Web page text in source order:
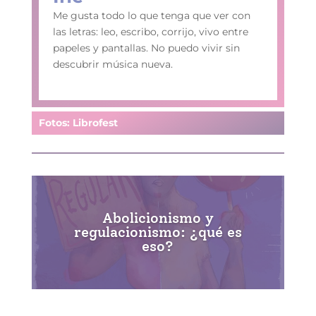
Me gusta todo lo que tenga que ver con
las letras: leo, escribo, corrijo, vivo entre
papeles y pantallas. No puedo vivir sin
descubrir música nueva.
Fotos: Librofest
Abolicionismo y
regulacionismo: ¿qué es
eso?